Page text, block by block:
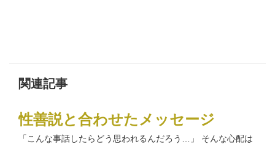
関連記事
性善説と合わせたメッセージ
「こんな事話したらどう思われるんだろう…」 そんな心配は